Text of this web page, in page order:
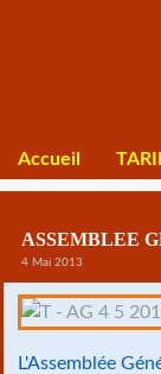
Accueil
ASSEMBLEE
4 Mai 2013
L'Assemblée